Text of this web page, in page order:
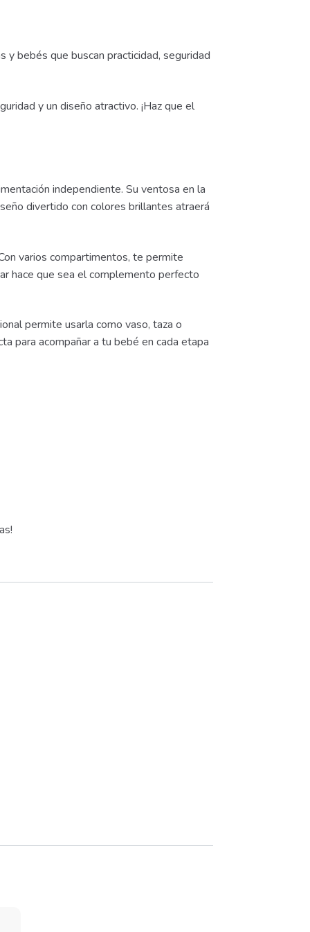
y bebés que buscan practicidad, seguridad
y un diseño atractivo. ¡Haz que el
independiente. Su ventosa en la
divertido con colores brillantes atraerá
varios compartimentos, te permite
hace que sea el complemento perfecto
permite usarla como vaso, taza o
para acompañar a tu bebé en cada etapa